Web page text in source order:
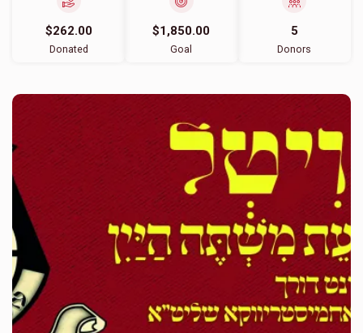
$262.00
Donated
$1,850.00
Goal
5
Donors